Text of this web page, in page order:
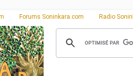
Forums Soninkara.com Radio